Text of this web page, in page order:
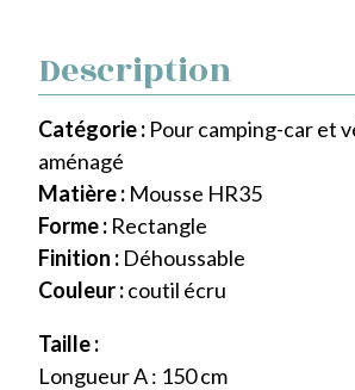
Description
Catégorie : Pour camping-car et
aménagé
Matière : Mousse HR35
Forme : Rectangle
Finition : Déhoussable
Couleur :coutil écru
Taille :
Longueur A : 150 cm